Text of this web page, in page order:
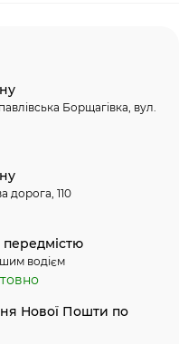
Борщагівка, вул.
дорога, 110
передмістю
водієм
Нової Пошти по